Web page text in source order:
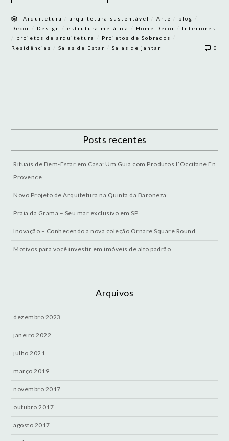
Arquitetura /arquitetura sustentável /Arte blog
Decor Design estrutura metálica Home Decor Interiores
projetos de arquitetura Projetos de Sobrados
Residências /Salas de Estar /Salas de jantar 0
Posts recentes
Rituais de Bem-Estar em Casa: Um Guia com Produtos L’Occitane En
Provence
Novo Projeto de Arquitetura na Quinta da Baroneza
Praia da Grama – Seu mar exclusivo em SP
Inovação – Conhecendo a nova coleção Ornare Square Round
Motivos para você investir em imóveis de alto padrão
Arquivos
dezembro 2023
janeiro 2022
julho 2021
março 2019
novembro 2017
outubro 2017
agosto 2017